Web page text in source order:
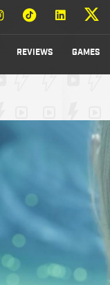
REVIEWS GAMES